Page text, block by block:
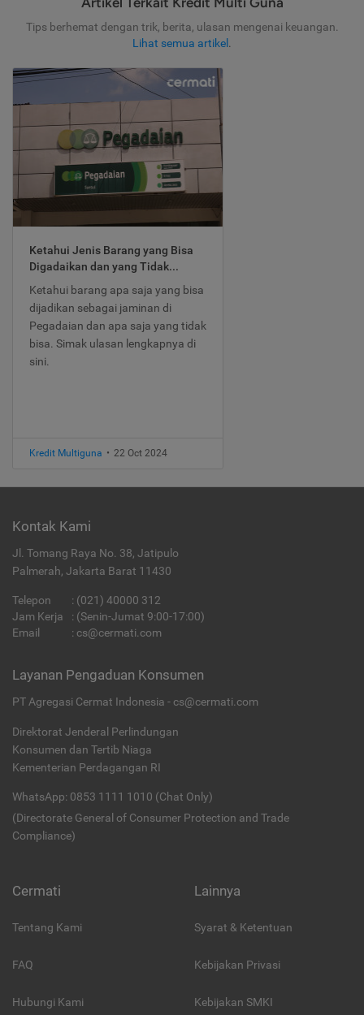
Tips berhemat dengan trik, berita, ulasan mengenai keuangan.
Lihat semua artikel .
Ketahui Jenis Barang yang Bisa
Digadaikan dan yang Tidak...
Ketahui barang apa saja yang bisa
dijadikan sebagai jaminan di
Pegadaian dan apa saja yang tidak
bisa. Simak ulasan lengkapnya di
sini.
Kredit Multiguna • 22 Oct 2024
Kontak Kami
Jl. Tomang Raya No. 38, Jatipulo
Palmerah, Jakarta Barat 11430
Telepon : (021) 40000 312
Jam Kerja
: (Senin-Jumat 9:00-17:00)
Email
: cs@cermati.com
Layanan Pengaduan Konsumen
PT Agregasi Cermat Indonesia - cs@cermati.com
Direktorat Jenderal Perlindungan
Konsumen dan Tertib Niaga
Kementerian Perdagangan RI
WhatsApp: 0853 1111 1010 (Chat Only)
(Directorate General of Consumer Protection and Trade
Compliance)
Cermati
Tentang Kami
FAQ
Hubungi Kami
Lainnya
Syarat & Ketentuan
Kebijakan Privasi
Kebijakan SMKI